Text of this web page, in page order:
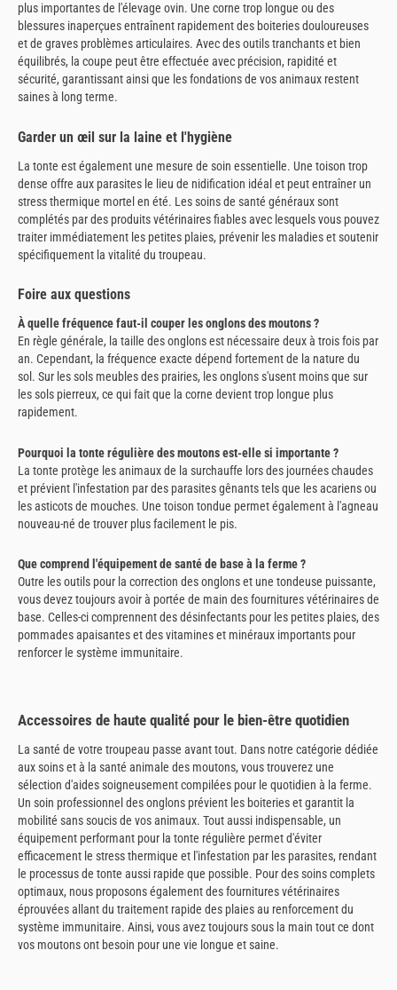
plus importantes de l'élevage ovin. Une corne trop longue ou des
blessures inaperçues entraînent rapidement des boiteries douloureuses
et de graves problèmes articulaires. Avec des outils tranchants et bien
équilibrés, la coupe peut être effectuée avec précision, rapidité et
sécurité, garantissant ainsi que les fondations de vos animaux restent
saines à long terme.
Garder un œil sur la laine et l'hygiène
La tonte est également une mesure de soin essentielle. Une toison trop
dense offre aux parasites le lieu de nidification idéal et peut entraîner un
stress thermique mortel en été. Les soins de santé généraux sont
complétés par des produits vétérinaires fiables avec lesquels vous pouvez
traiter immédiatement les petites plaies, prévenir les maladies et soutenir
spécifiquement la vitalité du troupeau.
Foire aux questions
À quelle fréquence faut-il couper les onglons des moutons ?
En règle générale, la taille des onglons est nécessaire deux à trois fois par
an. Cependant, la fréquence exacte dépend fortement de la nature du
sol. Sur les sols meubles des prairies, les onglons s'usent moins que sur
les sols pierreux, ce qui fait que la corne devient trop longue plus
rapidement.
Pourquoi la tonte régulière des moutons est-elle si importante ?
La tonte protège les animaux de la surchauffe lors des journées chaudes
et prévient l'infestation par des parasites gênants tels que les acariens ou
les asticots de mouches. Une toison tondue permet également à l'agneau
nouveau-né de trouver plus facilement le pis.
Que comprend l'équipement de santé de base à la ferme ?
Outre les outils pour la correction des onglons et une tondeuse puissante,
vous devez toujours avoir à portée de main des fournitures vétérinaires de
base. Celles-ci comprennent des désinfectants pour les petites plaies, des
pommades apaisantes et des vitamines et minéraux importants pour
renforcer le système immunitaire.
Accessoires de haute qualité pour le bien-être quotidien
La santé de votre troupeau passe avant tout. Dans notre catégorie dédiée
aux soins et à la santé animale des moutons, vous trouverez une
sélection d'aides soigneusement compilées pour le quotidien à la ferme.
Un soin professionnel des onglons prévient les boiteries et garantit la
mobilité sans soucis de vos animaux. Tout aussi indispensable, un
équipement performant pour la tonte régulière permet d'éviter
efficacement le stress thermique et l'infestation par les parasites, rendant
le processus de tonte aussi rapide que possible. Pour des soins complets
optimaux, nous proposons également des fournitures vétérinaires
éprouvées allant du traitement rapide des plaies au renforcement du
système immunitaire. Ainsi, vous avez toujours sous la main tout ce dont
vos moutons ont besoin pour une vie longue et saine.